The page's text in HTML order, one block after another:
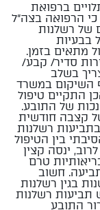
ברפואת
כי הרפואה בצה"ל
של רשלנות
בבעיות
מתאים בזמן.
סדיר/ קבע/
בשלב
השיקום במשרד
התקיים טיפול
של התובע.
של קצבה חודשית
רשלנות
בין הטיפול
ינסה קצין
טרם
חשוב
בגין רשלנות
תביעות רשלנות
התובע